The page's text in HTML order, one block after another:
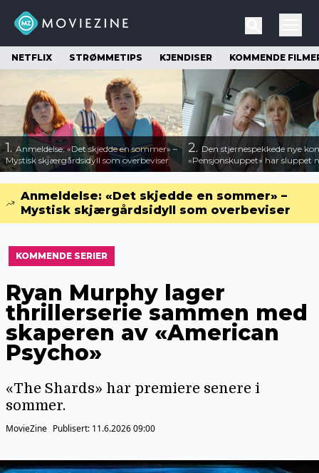
NETFLIX STRØMMETIPS KJENDISER KOMMENDE
1.Anmeldelse: «Det skjedde en sommer» –
Mystisk skjærgårdsidyll som overbeviser
2. Den stjernespekkede nye
«Pensjonskuppet» har sluppet
Anmeldelse: «Det skjedde en sommer» –
Mystisk skjærgårdsidyll som overbeviser
KOMMENDE SERIER
Ryan Murphy lager
thrillerserie sammen med
skaperen av «American
Psycho»
«The Shards» har premiere senere i
sommer.
MovieZine Publisert: 11.6.2026 09:00